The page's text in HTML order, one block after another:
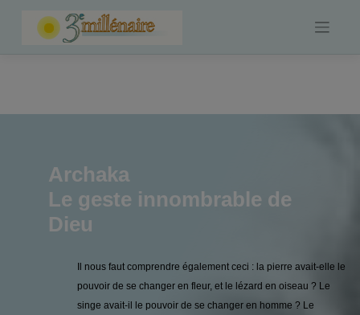
Archaka
Le geste innombrable de
Dieu
Il nous faut comprendre également ceci : la pierre avait-elle le
pouvoir de se changer en fleur, et le lézard en oiseau ? Le
singe avait-il le pouvoir de se changer en homme ? Le